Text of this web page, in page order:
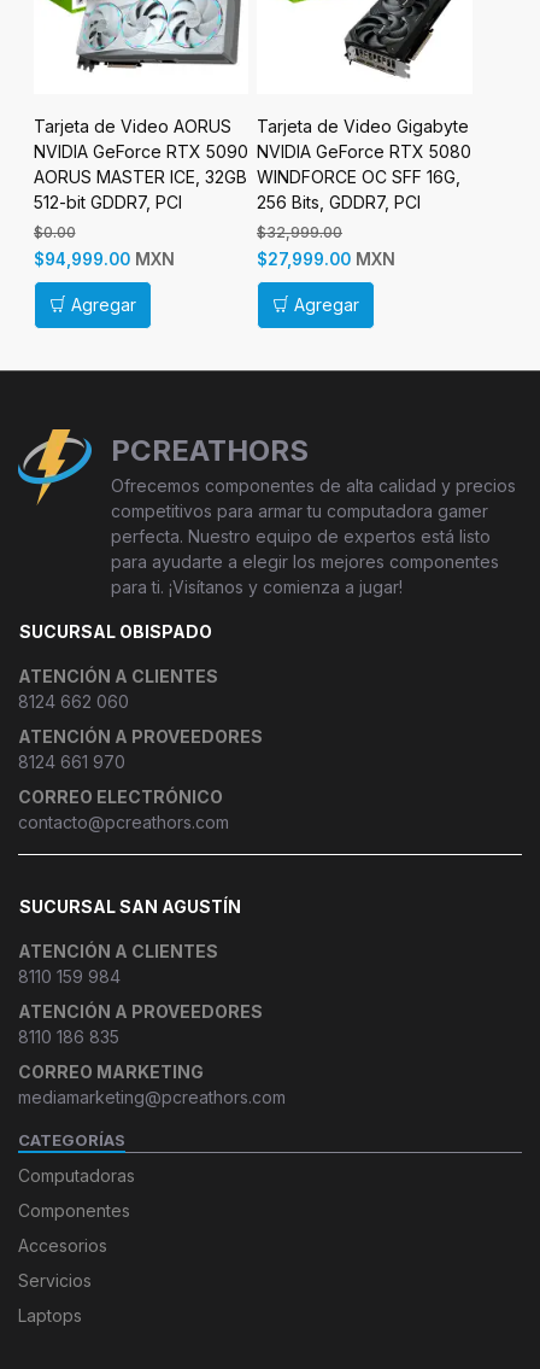
Tarjeta de Video AORUS
NVIDIA GeForce RTX 5090
AORUS MASTER ICE, 32GB
512-bit GDDR7, PCI
Express x16 5.0
$0.00
$94,999.00 MXN
Agregar
Tarjeta de Video Gigabyte
NVIDIA GeForce RTX 5080
WINDFORCE OC SFF 16G,
256 Bits, GDDR7, PCI
Express 5.0
$32,999.00
$27,999.00 MXN
Agregar
PCREATHORS
Ofrecemos componentes de alta calidad y precios
competitivos para armar tu computadora gamer
perfecta. Nuestro equipo de expertos está listo
para ayudarte a elegir los mejores componentes
para ti. ¡Visítanos y comienza a jugar!
SUCURSAL OBISPADO
ATENCIÓN A CLIENTES
8124 662 060
ATENCIÓN A PROVEEDORES
8124 661 970
CORREO ELECTRÓNICO
contacto@pcreathors.com
SUCURSAL SAN AGUSTÍN
ATENCIÓN A CLIENTES
8110 159 984
ATENCIÓN A PROVEEDORES
8110 186 835
CORREO MARKETING
mediamarketing@pcreathors.com
CATEGORÍAS
Computadoras
Componentes
Accesorios
Servicios
Laptops